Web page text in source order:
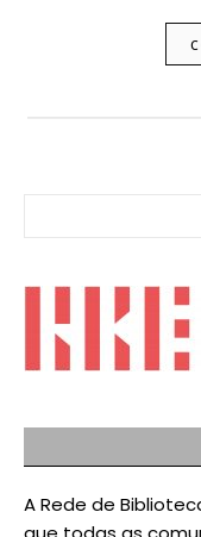
A Rede de